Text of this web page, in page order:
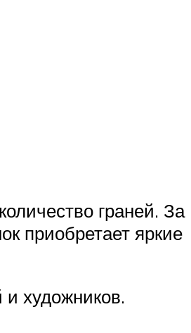
граней. За
приобретает яркие
и художников.